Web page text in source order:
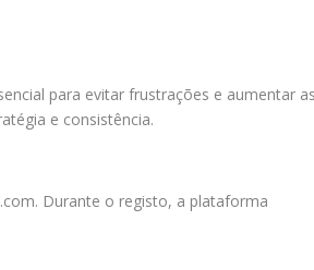
para evitar frustrações e aumentar
e consistência.
Durante o registo, a plataforma